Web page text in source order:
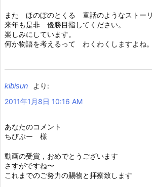
また ほのぼのとくる 童話のようなストー
来年も是非 優勝目指してください。
楽しみにしています。
何か物語を考えるって わくわくしますよね。
kibisun
より:
2011年1月8日 10:16 AM
あなたのコメント
ちびぶー 様
動画の受賞，おめでとうございます
さすがですね〜
これまでのご努力の賜物と拝察致します